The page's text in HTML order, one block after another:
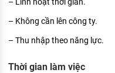
– Không cần lên công ty.
– Thu nhập theo năng lực.
Thời gian làm việc